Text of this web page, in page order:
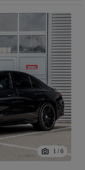
1 / 6